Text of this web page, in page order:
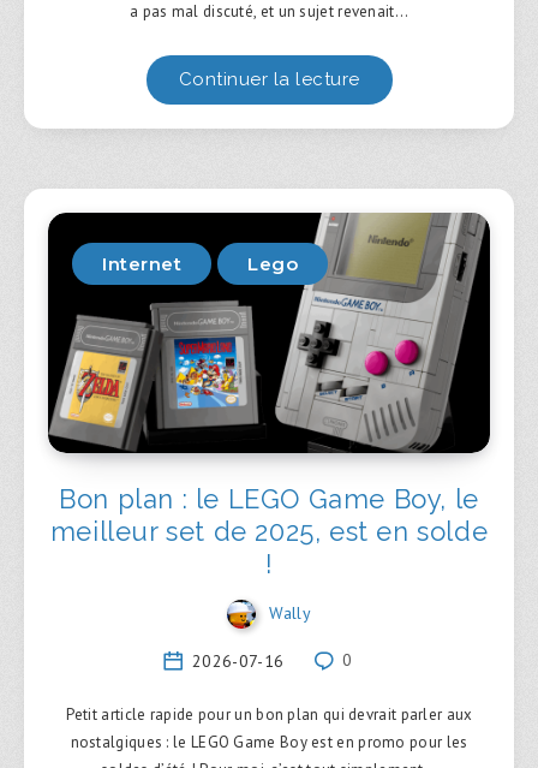
a pas mal discuté, et un sujet revenait…
Continuer la lecture
Internet Lego
Bon plan : le LEGO Game Boy, le
meilleur set de 2025, est en solde
!
Wally
2026-07-16 0
Petit article rapide pour un bon plan qui devrait parler aux
nostalgiques : le LEGO Game Boy est en promo pour les